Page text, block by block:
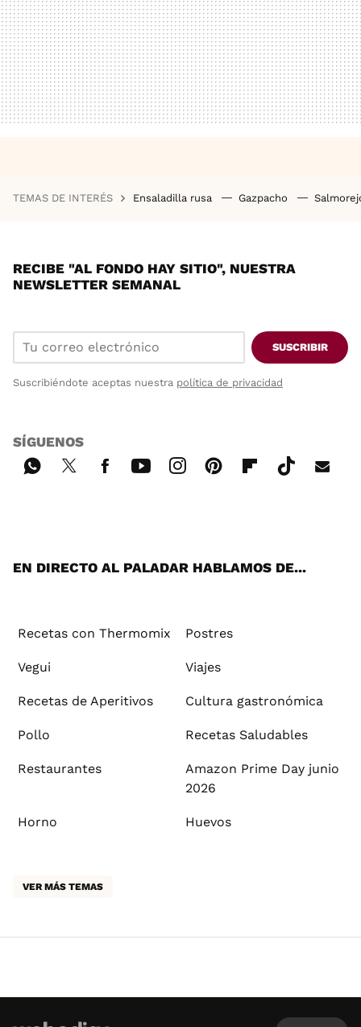
TEMAS DE INTERÉS Ensaladilla rusa Gazpacho
RECIBE "AL FONDO HAY SITIO", NUESTRA
NEWSLETTER SEMANAL
SUSCRIBIR
Suscribiéndote aceptas nuestra política de privacidad
SÍGUENOS
EN DIRECTO AL PALADAR HABLAMOS DE...
Recetas con Thermomix Postres
Vegui Viajes
Recetas de Aperitivos Cultura gastronómica
Pollo Recetas Saludables
Restaurantes
Amazon Prime Day junio
2026
Horno Huevos
VER MÁS TEMAS